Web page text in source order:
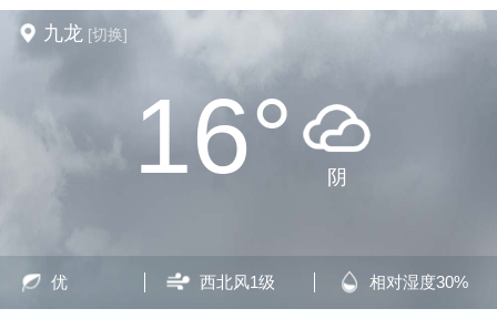
九龙 [切换]
16° 阴
优 西北风1级 相对湿度30%